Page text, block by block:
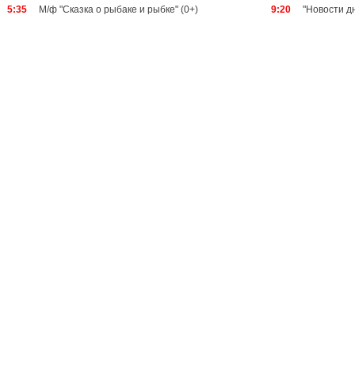
5:35
М/ф "Сказка о рыбаке и рыбке" (0+)
9:20
"Новости